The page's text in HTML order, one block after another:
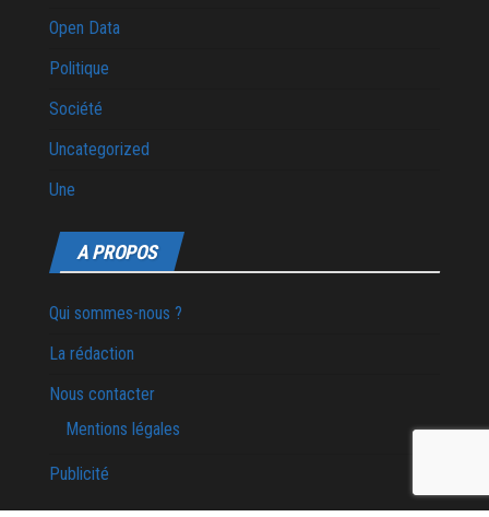
Open Data
Politique
Société
Uncategorized
Une
A PROPOS
Qui sommes-nous ?
La rédaction
Nous contacter
Mentions légales
Publicité